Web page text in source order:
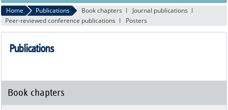
Home Publications Book chapters
Journal publications
Peer-reviewed conference publications
Posters
Publications
Book chapters